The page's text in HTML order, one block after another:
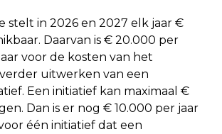
stelt in 2026 en 2027 elk jaar €
Daarvan is € 20.000 per
voor de kosten van het
uitwerken van een
Een initiatief kan maximaal €
Dan is er nog € 10.000 per jaar
één initiatief dat een